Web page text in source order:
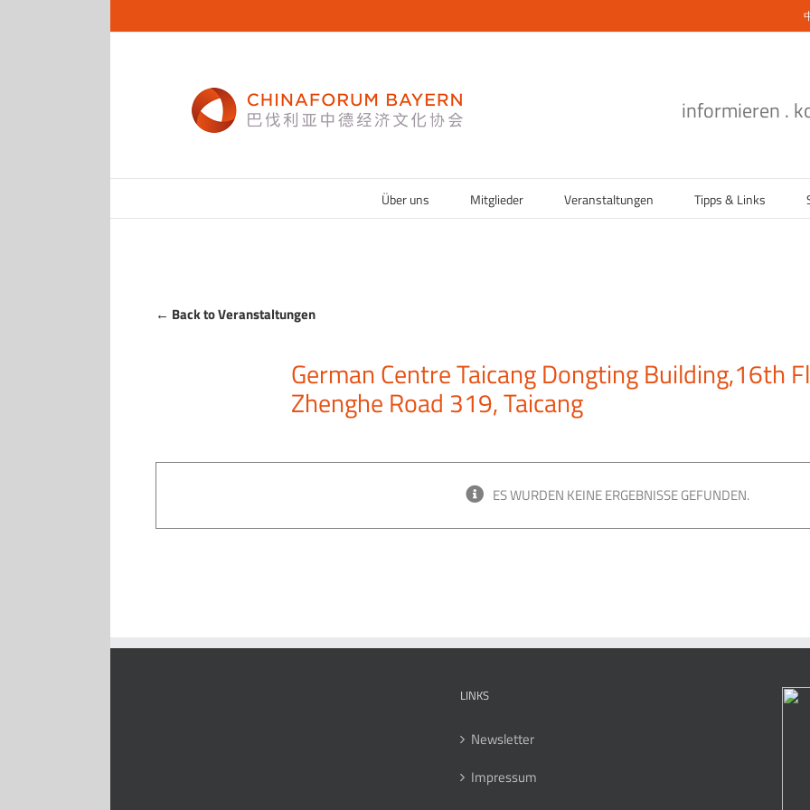
informieren .
Über uns Mitglieder Veranstaltungen Tipps & Links
← Back to Veranstaltungen
German Centre Taicang Dongting Building,16th
Zhenghe Road 319, Taicang
ES WURDEN KEINE ERGEBNISSE GEFUNDEN.
LINKS
Newsletter
Impressum